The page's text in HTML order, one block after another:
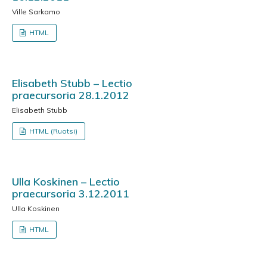
Ville Sarkamo
HTML
Elisabeth Stubb – Lectio
praecursoria 28.1.2012
Elisabeth Stubb
HTML (Ruotsi)
Ulla Koskinen – Lectio
praecursoria 3.12.2011
Ulla Koskinen
HTML